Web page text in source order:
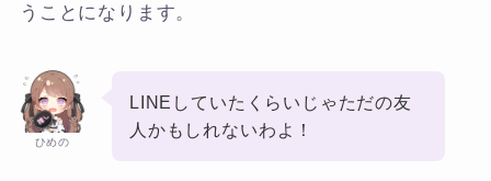
うことになります。
ひめの
LINEしていたくらいじゃただの友
人かもしれないわよ！